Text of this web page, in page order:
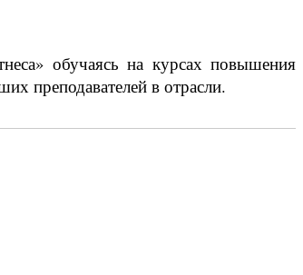
обучаясь на курсах повышения
преподавателей в отрасли.